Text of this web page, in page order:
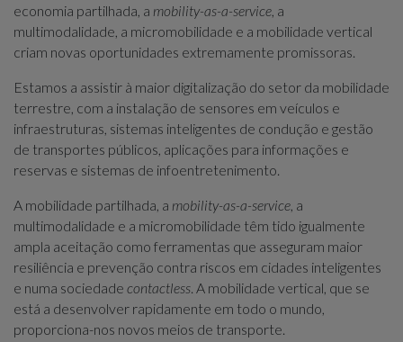
economia partilhada, a mobility-as-a-service, a
multimodalidade, a micromobilidade e a mobilidade vertical
criam novas oportunidades extremamente promissoras.
Estamos a assistir à maior digitalização do setor da mobilidade
terrestre, com a instalação de sensores em veículos e
infraestruturas, sistemas inteligentes de condução e gestão
de transportes públicos, aplicações para informações e
reservas e sistemas de infoentretenimento.
A mobilidade partilhada, a mobility-as-a-service, a
multimodalidade e a micromobilidade têm tido igualmente
ampla aceitação como ferramentas que asseguram maior
resiliência e prevenção contra riscos em cidades inteligentes
e numa sociedade contactless. A mobilidade vertical, que se
está a desenvolver rapidamente em todo o mundo,
proporciona-nos novos meios de transporte.